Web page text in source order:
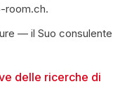
room.ch.
— il Suo consulente
delle ricerche di